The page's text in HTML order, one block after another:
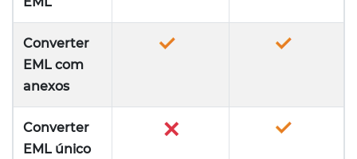
Converter
EML com
anexos
Converter
EML único
✕